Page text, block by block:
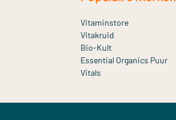
Vitaminstore
Vitakruid
Bio-Kult
Essential Organics Puur
Vitals